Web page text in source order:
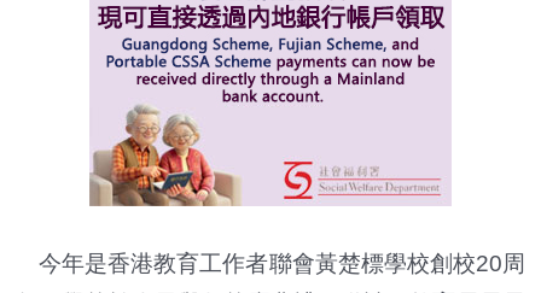
今年是香港教育工作者聯會黃楚標學校創校20周